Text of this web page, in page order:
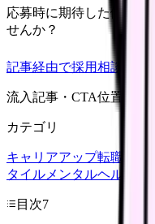
応募時に期待した働き方
せんか？
記事経由で採用相談
流入記事・CTA位置つき
カテゴリ
キャリアアップ転職ガイド
タイル メンタルヘルス
目次7